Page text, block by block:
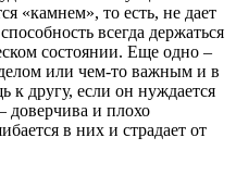
«камнем», то есть, не дает
всегда держаться
состоянии. Еще одно –
или чем-то важным и в
другу, если он нуждается
доверчива и плохо
в них и страдает от